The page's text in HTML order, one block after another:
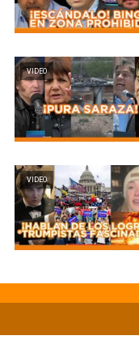
VIDEO
VIDEO